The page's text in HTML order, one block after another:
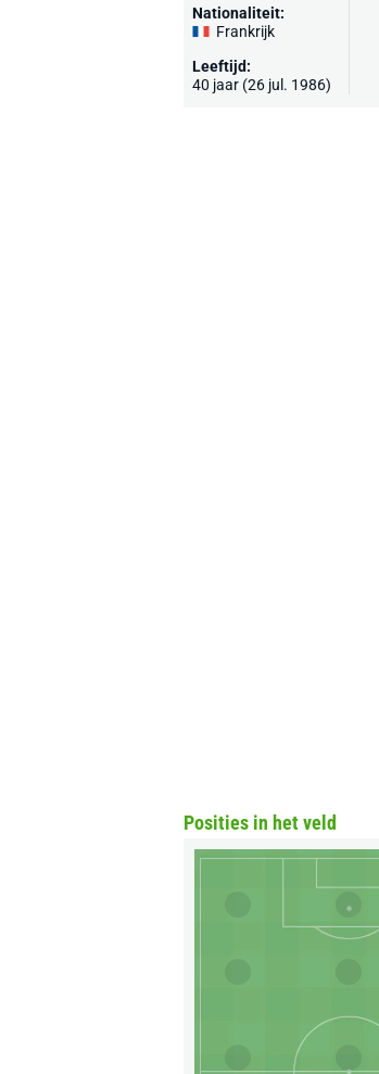
Nationaliteit:
Frankrijk
Leeftijd:
40 jaar (26 jul. 1986)
Posities in het veld